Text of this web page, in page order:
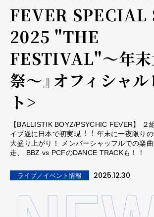
FEVER SPECIAL
2025 "THE
FESTIVAL"〜年
祭〜』オフィシャ
ト>
【BALLISTIK BOYZ/PSYCHIC FEVER】 ２
イブ遂に⽇本で初実現︕︕ 年末に一夜限り
大盛り上がり！ メンバーシャッフルでの楽
走、 BBZ vs PCFのDANCE TRACKも！！
ライブ／イベント情報 2025.12.30